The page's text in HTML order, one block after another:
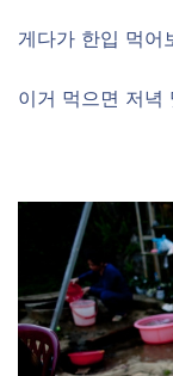
게다가 한입 먹어
이거 먹으면 저녁